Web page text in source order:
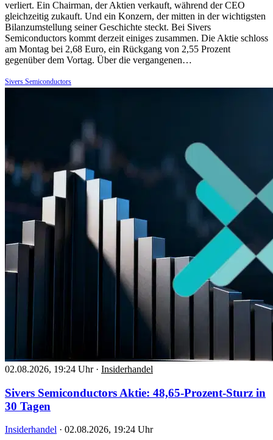
verliert. Ein Chairman, der Aktien verkauft, während der CEO
gleichzeitig zukauft. Und ein Konzern, der mitten in der wichtigsten
Bilanzumstellung seiner Geschichte steckt. Bei Sivers
Semiconductors kommt derzeit einiges zusammen. Die Aktie schloss
am Montag bei 2,68 Euro, ein Rückgang von 2,55 Prozent
gegenüber dem Vortag. Über die vergangenen…
Sivers Semiconductors
02.08.2026, 19:24 Uhr · Insiderhandel
Sivers Semiconductors Aktie: 48,65-Prozent-Sturz in
30 Tagen
Insiderhandel · 02.08.2026, 19:24 Uhr